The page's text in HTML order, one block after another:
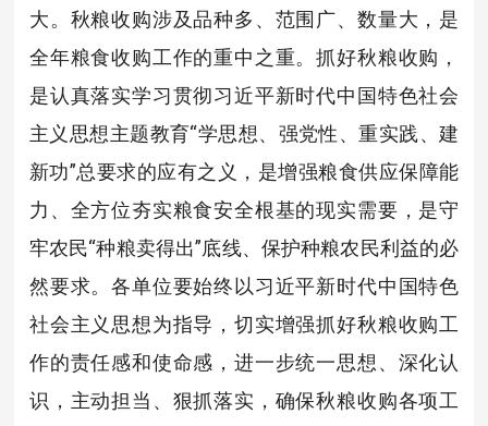
大。秋粮收购涉及品种多、范围广、数量大，是
全年粮食收购工作的重中之重。抓好秋粮收购，
是认真落实学习贯彻习近平新时代中国特色社会
主义思想主题教育“学思想、强党性、重实践、建
新功”总要求的应有之义，是增强粮食供应保障能
力、全方位夯实粮食安全根基的现实需要，是守
牢农民“种粮卖得出”底线、保护种粮农民利益的必
然要求。各单位要始终以习近平新时代中国特色
社会主义思想为指导，切实增强抓好秋粮收购工
作的责任感和使命感，进一步统一思想、深化认
识，主动担当、狠抓落实，确保秋粮收购各项工